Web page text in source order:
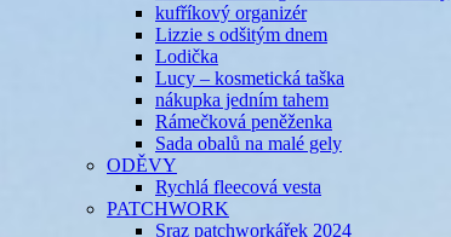
kufříkový organizér
Lizzie s odšitým dnem
Lodička
Lucy – kosmetická taška
nákupka jedním tahem
Rámečková peněženka
Sada obalů na malé gely
ODĚVY
Rychlá fleecová vesta
PATCHWORK
Sraz patchworkářek 2024